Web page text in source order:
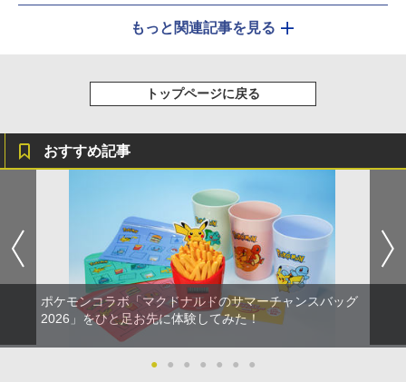
もっと関連記事を見る
トップページに戻る
おすすめ記事
ポケモンコラボ「マクドナルドのサマーチャンスバッグ
2026」をひと足お先に体験してみた！
● ● ● ● ● ● ●